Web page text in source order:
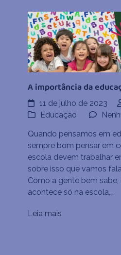
A importância da
11 de julho de 2023
Educação
Quando pensamos em
sempre bom pensar em
escola devem trabalhar
sobre isso que vamos
Como a gente bem
acontece só na escola,…
Leia mais